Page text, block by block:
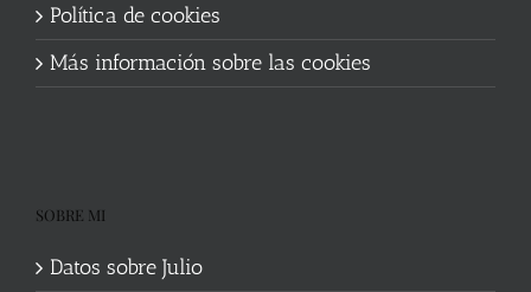
Política de cookies
Más información sobre las cookies
SOBRE MI
Datos sobre Julio